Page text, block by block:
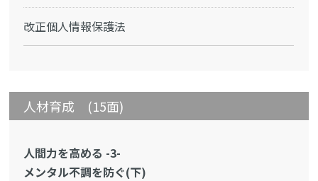
改正個人情報保護法
人材育成 (15面)
人間力を高める -3-
メンタル不調を防ぐ(下)